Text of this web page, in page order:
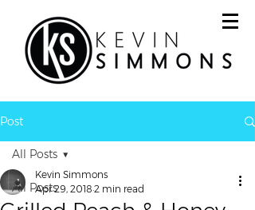
Post
All Posts
All Posts
Kevin Simmons
Apr 29, 2018 2 min read